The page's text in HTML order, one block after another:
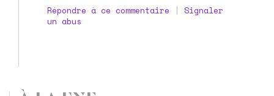
Répondre à ce commentaire | Signaler
un abus